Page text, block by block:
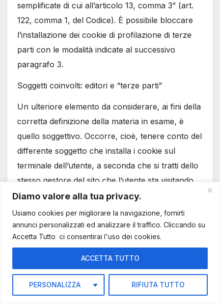
Diamo valore alla tua privacy.
Usiamo cookies per migliorare la navigazione, fornirti
annunci personalizzati ed analizzare il traffico. Cliccando su
Accetta Tutto ci consentirai l'uso dei cookies.
PERSONALIZZA RIFIUTA TUTTO
ACCETTA TUTTO
semplificate di cui all’articolo 13, comma 3” (art.
122, comma 1, del Codice). È possibile bloccare
l’installazione dei cookie di profilazione di terze
parti con le modalità indicate al successivo
paragrafo 3.
Soggetti coinvolti: editori e “terze parti”
Un ulteriore elemento da considerare, ai fini della
corretta definizione della materia in esame, è
quello soggettivo. Occorre, cioè, tenere conto del
differente soggetto che installa i cookie sul
terminale dell’utente, a seconda che si tratti dello
stesso gestore del sito che l’utente sta visitando
(che può essere sinteticamente indicato come
“editore”) o di un sito diverso che installa cookie
per il tramite del primo (c.d. “terze parti”). Sulla
base di quanto emerso dalla consultazione
pubblica, si ritiene necessario che tale distinzione
tra i due soggetti sopra indicati venga tenuta in
debito conto anche al fine di individuare
correttamente i rispettivi ruoli e le rispettive